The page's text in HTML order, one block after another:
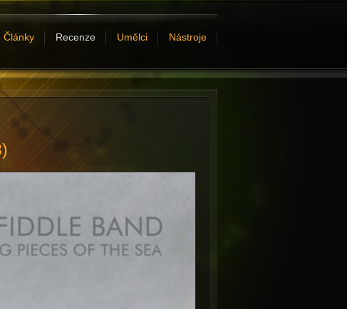
Články Recenze Umělci Nástroje